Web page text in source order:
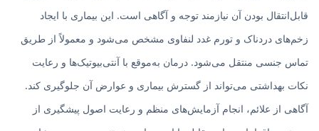
قابل‌انتقال بودن آن نیازمند توجه و آگاهی است. این بیماری با ایجاد
زخم‌های دردناک و تورم غدد لنفاوی مشخص می‌شود و معمولاً از طریق
تماس جنسی منتقل می‌شود. درمان به‌موقع با آنتی‌بیوتیک‌ها و رعایت
نکات بهداشتی می‌تواند از گسترش بیماری و عوارض آن جلوگیری کند.
آگاهی از علائم، انجام آزمایش‌های منظم و رعایت اصول پیشگیری از